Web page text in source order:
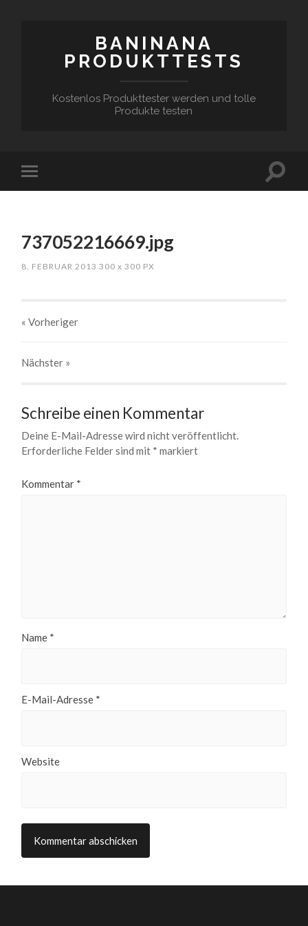
BANINANA
PRODUKTTESTS
Kostenlos Produkttester werden und tolle
Produkte testen
737052216669.jpg
8. FEBRUAR 2013 300x 300 PX
« Vorheriger
Nächster »
Schreibe einen Kommentar
Deine E-Mail-Adresse wird nicht veröffentlicht.
Erforderliche Felder sind mit * markiert
Kommentar *
Name *
E-Mail-Adresse *
Website